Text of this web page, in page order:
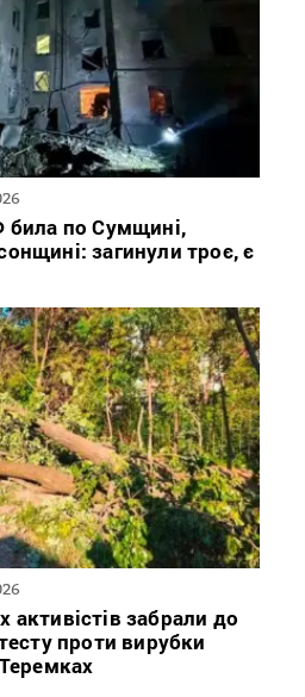
била по Сумщині,
загинули троє, є
активістів забрали до
проти вирубки